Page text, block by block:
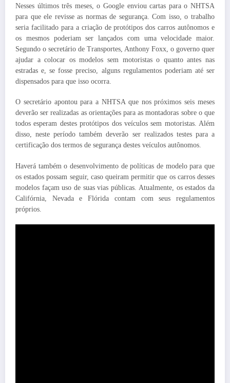
Nesses últimos três meses, o Google enviou cartas para o NHTSA
para que ele revisse as normas de segurança. Com isso, o trabalho
seria facilitado para a criação de protótipos dos carros autônomos e
os mesmos poderiam ser lançados com uma velocidade maior.
Segundo o secretário de Transportes, Anthony Foxx, o governo quer
ajudar a colocar os modelos sem motoristas o quanto antes nas
estradas e, se fosse preciso, alguns regulamentos poderiam até ser
dispensados para que isso ocorra.
O secretário apontou para a NHTSA que nos próximos seis meses
deverão ser realizadas as orientações para as montadoras sobre o que
todos esperam destes protótipos dos veículos sem motoristas. Além
disso, neste período também deverão ser realizados testes para a
certificação dos termos de segurança destes veículos autônomos.
Haverá também o desenvolvimento de políticas de modelo para que
os estados possam seguir, caso queiram permitir que os carros desses
modelos façam uso de suas vias públicas. Atualmente, os estados da
Califórnia, Nevada e Flórida contam com seus regulamentos
próprios.